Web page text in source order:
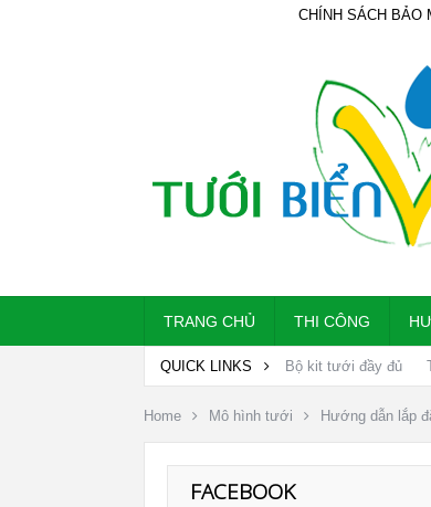
CHÍNH SÁCH BẢO
TRANG CHỦ THI CÔNG
QUICK LINKS Bộ kit tưới đầy đủ
Home Mô hình tưới Hướng dẫn lắp
FACEBOOK